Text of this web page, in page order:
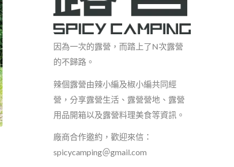
因為一次的露營，而踏上了N次露營
的不歸路。
辣個露營由辣小編及椒小編共同經
營，分享露營生活、露營營地、露營
用品開箱以及露營料理美食等資訊。
廠商合作邀約，歡迎來信：
spicycamping＠gmail.com